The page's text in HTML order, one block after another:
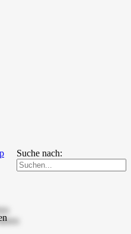
Suche nach: